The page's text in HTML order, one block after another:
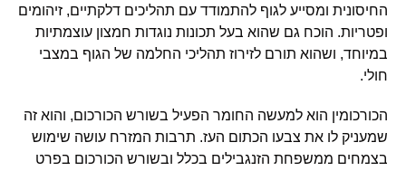
החיסונית ומסייע לגוף להתמודד עם תהליכים דלקתיים, זיהומים
ופטריות. הוכח גם שהוא בעל תכונות נוגדות חמצון עוצמתיות
במיוחד, ושהוא תורם לזירוז תהליכי החלמה של הגוף במצבי
חולי.
הכורכומין הוא למעשה החומר הפעיל בשורש הכורכום, והוא זה
שמעניק לו את צבעו הכתום העז. תרבות המזרח עושה שימוש
בצמחים ממשפחת הזנגבילים בכלל ובשורש הכורכום בפרט